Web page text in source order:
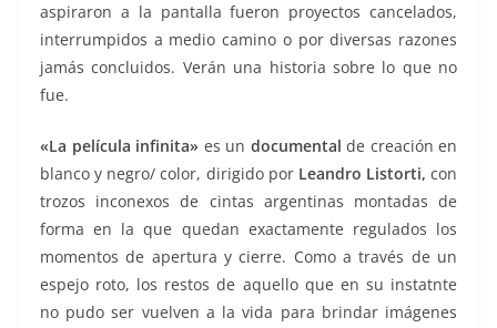
aspiraron a la pantalla fueron proyectos cancelados,
interrumpidos a medio camino o por diversas razones
jamás concluidos. Verán una historia sobre lo que no
fue.
«La película infinita» es un documental de creación en
blanco y negro/ color, dirigido por Leandro Listorti, con
trozos inconexos de cintas argentinas montadas de
forma en la que quedan exactamente regulados los
momentos de apertura y cierre. Como a través de un
espejo roto, los restos de aquello que en su instatnte
no pudo ser vuelven a la vida para brindar imágenes